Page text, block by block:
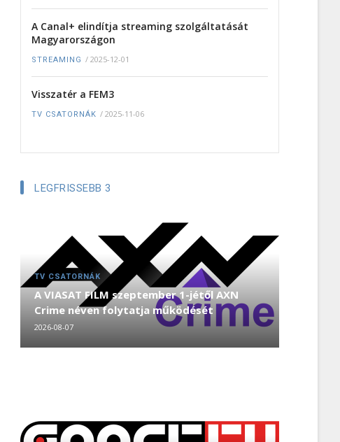
A Canal+ elindítja streaming szolgáltatását
Magyarországon
STREAMING / 2025-12-01
Visszatér a FEM3
TV CSATORNÁK / 2025-11-06
LEGFRISSEBB 3
TV CSATORNÁK
A VIASAT FILM szeptember 1-jétől AXN
Crime néven folytatja működését
2026-08-07